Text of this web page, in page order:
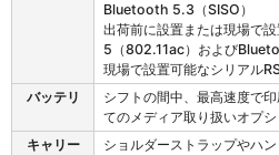
Bluetooth 5.3（SISO）
出荷前に設置または現場で
5（802.11ac）および
現場で設置可能なシリアル
バッテリ
シフトの間中、最高速度で
てのメディア取り扱いオプ
キャリー
ショルダーストラップやハ